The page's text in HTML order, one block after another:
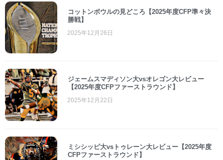
コットンボウルの見どころ【2025年度CFP準々決
勝戦】
2025年12月26日
ジェームスマディソン大vsオレゴン大レビュー
【2025年度CFPファーストラウンド】
2025年12月22日
ミシシッピ大vsトゥレーン大レビュー【2025年度
CFPファーストラウンド】